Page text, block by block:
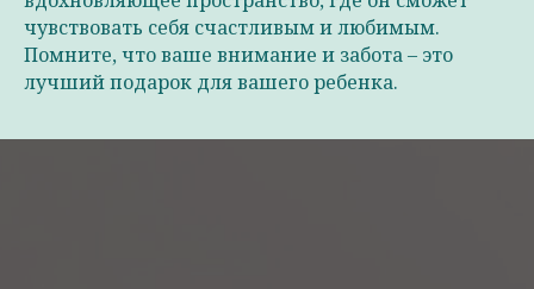
чувствовать себя счастливым и любимым.
Помните, что ваше внимание и забота – это
лучший подарок для вашего ребенка.